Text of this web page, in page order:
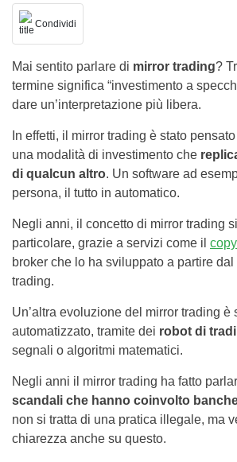
Condividi
Mai sentito parlare di mirror trading?
termine significa “investimento a
dare un’interpretazione più libera.
In effetti, il mirror trading è stato
una modalità di investimento che
di qualcun altro. Un software ad
persona, il tutto in automatico.
Negli anni, il concetto di mirror trading
particolare, grazie a servizi come il
broker che lo ha sviluppato a partire dal
trading.
Un’altra evoluzione del mirror trading è
automatizzato, tramite dei robot di
segnali o algoritmi matematici.
Negli anni il mirror trading ha fatto
scandali che hanno coinvolto
non si tratta di una pratica illegale, ma
chiarezza anche su questo.